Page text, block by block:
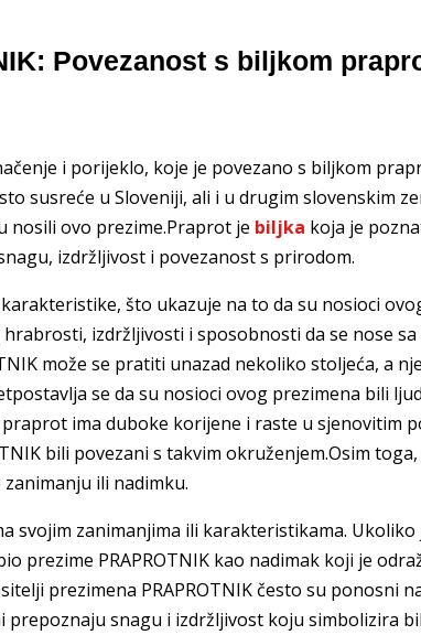
Povezanost s biljkom
i porijeklo, koje je povezano s biljkom
susreće u Sloveniji, ali i u drugim slovenskim
nosili ovo prezime.Praprot je biljka koja je
izdržljivost i povezanost s prirodom.
što ukazuje na to da su nosioci
izdržljivosti i sposobnosti da se nose sa
može se pratiti unazad nekoliko stoljeća, a
se da su nosioci ovog prezimena bili
ima duboke korijene i raste u sjenovitim
bili povezani s takvim okruženjem.Osim
ili nadimku.
svojim zanimanjima ili karakteristikama. Ukoliko
prezime PRAPROTNIK kao nadimak koji je
prezimena PRAPROTNIK često su ponosni
snagu i izdržljivost koju simbolizira